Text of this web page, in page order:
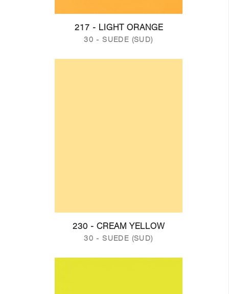
217 - LIGHT ORANGE
30 - SUEDE (SUD)
230 - CREAM YELLOW
30 - SUEDE (SUD)